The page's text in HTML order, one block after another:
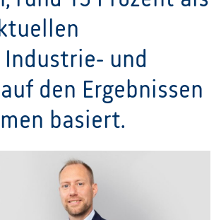
und
den Ergebnissen
basiert.